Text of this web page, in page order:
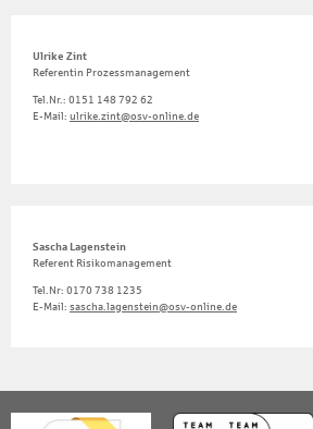
Ulrike Zint
Referentin Prozessmanagement
Tel.Nr.: 0151 148 792 62
E-Mail: ulrike.zint@osv-online.de
Sascha Lagenstein
Referent Risikomanagement
Tel.Nr: 0170 738 1235
E-Mail: sascha.lagenstein@osv-online.de